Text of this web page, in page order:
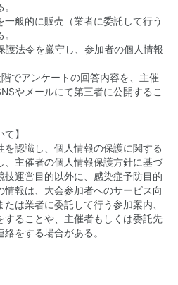
一般的に販売（業者に委託して行う
護法令を厳守し、参加者の個人情報
でアンケートの回答内容を、主催
やメールにて第三者に公開するこ
】
認識し、個人情報の保護に関する
、主催者の個人情報保護方針に基づ
技運営目的以外に、感染症予防目的
報は、大会参加者へのサービス向
たは業者に委託して行う参加案内、
することや、主催者もしくは委託先
をする場合がある。